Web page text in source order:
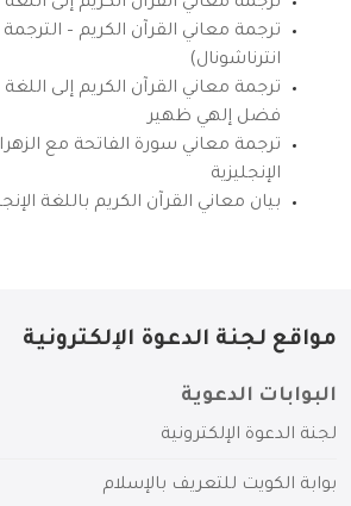
ترجمة معاني القرآن الكريم –
انترناشونال)
ترجمة معاني القرآن الكريم إلى اللغة
فضل إلهي ظهير
ترجمة معاني سورة الفاتحة مع
الإنجليزية
بيان معاني القرآن الكريم باللغة
مواقع لجنة الدعوة الإلكترونية
البوابات الدعوية
لجنة الدعوة الإلكترونية
بوابة الكويت للتعريف بالإسلام